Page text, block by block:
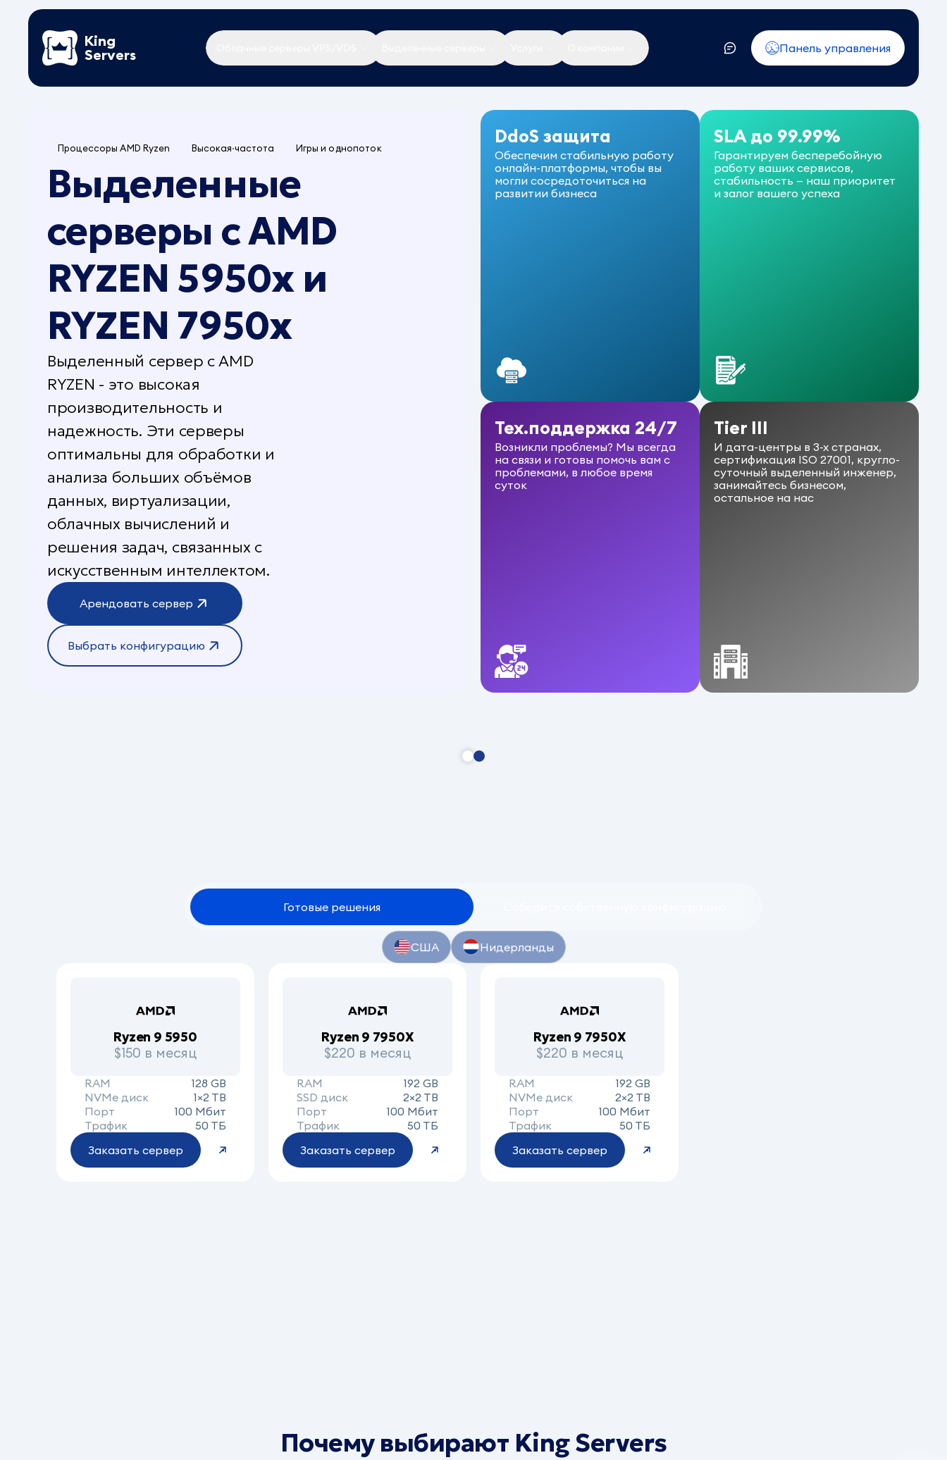
King
Servers
Панель управления
Процессоры AMD Ryzen Высокая частота Игры и однопоток
Выделенные
серверы с AMD
RYZEN 5950x и
RYZEN 7950x
Выделенный сервер с AMD
RYZEN - это высокая
производительность и
надежность. Эти серверы
оптимальны для обработки и
анализа больших объёмов
данных, виртуализации,
облачных вычислений и
решения задач, связанных с
искусственным интеллектом.
Арендовать сервер
Выбрать конфигурацию
DdoS защита
Обеспечим стабильную работу
онлайн-платформы, чтобы вы
могли сосредоточиться на
развитии бизнеса
SLA до 99.99%
Гарантируем бесперебойную
работу ваших сервисов,
стабильность — наш приоритет
и залог вашего успеха
Тех.поддержка 24/7
Возникли проблемы? Мы всегда
на связи и готовы помочь вам с
проблемами, в любое время
суток
Tier III
И дата-центры в 3-х странах,
сертификация ISO 27001, кругло-
суточный выделенный инженер,
занимайтесь бизнесом,
остальное на нас
Готовые решения
США Нидерланды
Ryzen 9 5950
$150 в месяц
RAM
128 GB
NVMe диск
1×2 TB
Порт
100 Мбит
Трафик
50 ТБ
Заказать сервер
Ryzen 9 7950X
$220 в месяц
RAM
192 GB
SSD диск
2×2 TB
Порт
100 Мбит
Трафик
50 ТБ
Заказать сервер
Ryzen 9 7950X
$220 в месяц
RAM
192 GB
NVMe диск
2×2 TB
Порт
100 Мбит
Трафик
50 ТБ
Заказать сервер
Почему выбирают King Servers